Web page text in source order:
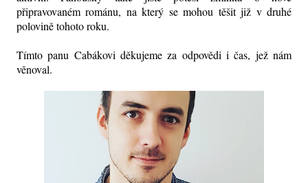
připravovaném románu, na který se mohou těšit již v druhé
polovině tohoto roku.
Tímto panu Cabákovi děkujeme za odpovědi i čas, jež nám
věnoval.